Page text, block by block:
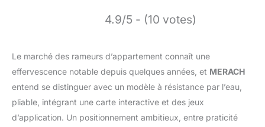
4.9/5 - (10 votes)
Le marché des rameurs d’appartement connaît une
effervescence notable depuis quelques années, et MERACH
entend se distinguer avec un modèle à résistance par l’eau,
pliable, intégrant une carte interactive et des jeux
d’application. Un positionnement ambitieux, entre praticité